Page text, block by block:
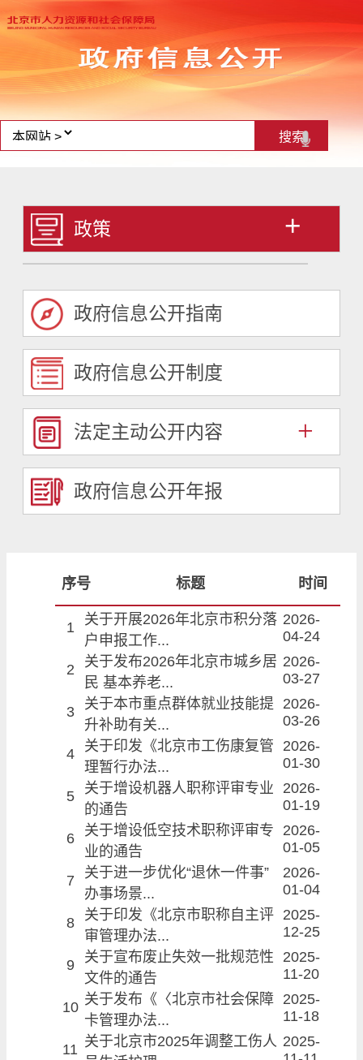
政策
+
政府信息公开指南
政府信息公开制度
法定主动公开内容 +
政府信息公开年报
序号 标题 时间
1
关于开展2026年北京市积分落
户申报工作...
2026-
04-24
2
关于发布2026年北京市城乡居
民 基本养老...
2026-
03-27
3
关于本市重点群体就业技能提
升补助有关...
2026-
03-26
4
关于印发《北京市工伤康复管
理暂行办法...
2026-
01-30
5
关于增设机器人职称评审专业
的通告
2026-
01-19
6
关于增设低空技术职称评审专
业的通告
2026-
01-05
7
关于进一步优化“退休一件事”
办事场景...
2026-
01-04
8
关于印发《北京市职称自主评
审管理办法...
2025-
12-25
9
关于宣布废止失效一批规范性
文件的通告
2025-
11-20
10 关于发布《〈北京市社会保障
卡管理办法...
2025-
11-18
11 关于北京市2025年调整工伤人 2025-